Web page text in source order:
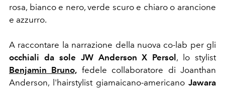
rosa, bianco e nero, verde scuro e chiaro o arancione
e azzurro.
A raccontare la narrazione della nuova co-lab per gli
occhiali da sole JW Anderson X Persol, lo stylist
Benjamin Bruno, fedele collaboratore di Joanthan
Anderson, l'hairstylist giamaicano-americano Jawara